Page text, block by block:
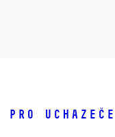
Pro uchazeče